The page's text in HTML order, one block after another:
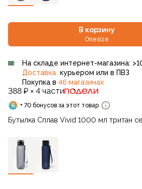
В корзину
Onesize
На складе интернет-магазина:
Доставка курьером или в ПВЗ
Покупка в 46 магазинах
388 ₽ × 4 части
+ 70 бонусов за этот товар
Бутылка Сплав Vivid 1000 мл тритан